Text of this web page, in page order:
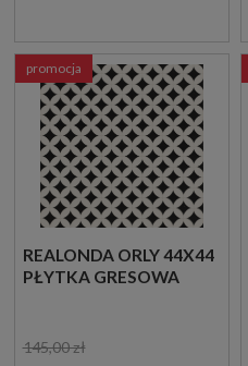
REALONDA ORLY 44X44
PŁYTKA GRESOWA
145,00 zł
promocja